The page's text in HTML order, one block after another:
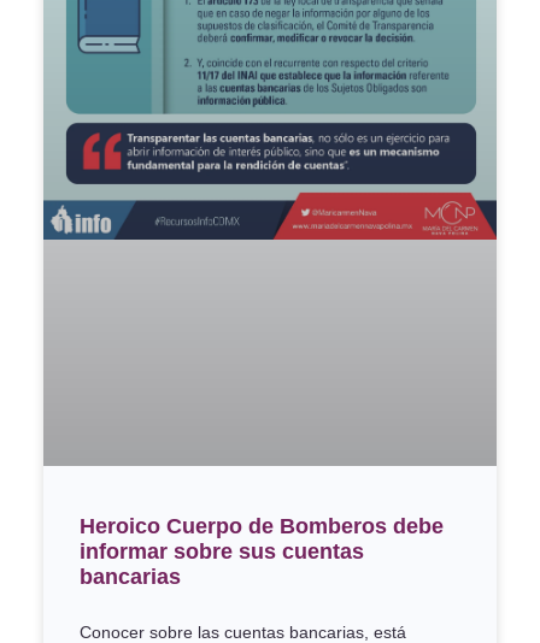
Heroico Cuerpo de Bomberos debe
informar sobre sus cuentas
bancarias
Conocer sobre las cuentas bancarias, está